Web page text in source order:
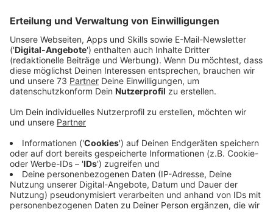
Veröffentlicht:Montag, 28.10.2024 15:53
Anzeige
Ministerin Neubaur ist stolz auf den
Handwerkernachwuchs
Bei der Ehrung erklärte NRW Wirtschaftsministerin
Mona Neubaur, sie sei stolz auf alle jungen Menschen
in Nordrhein-Westfalen, die als Auszubildende im